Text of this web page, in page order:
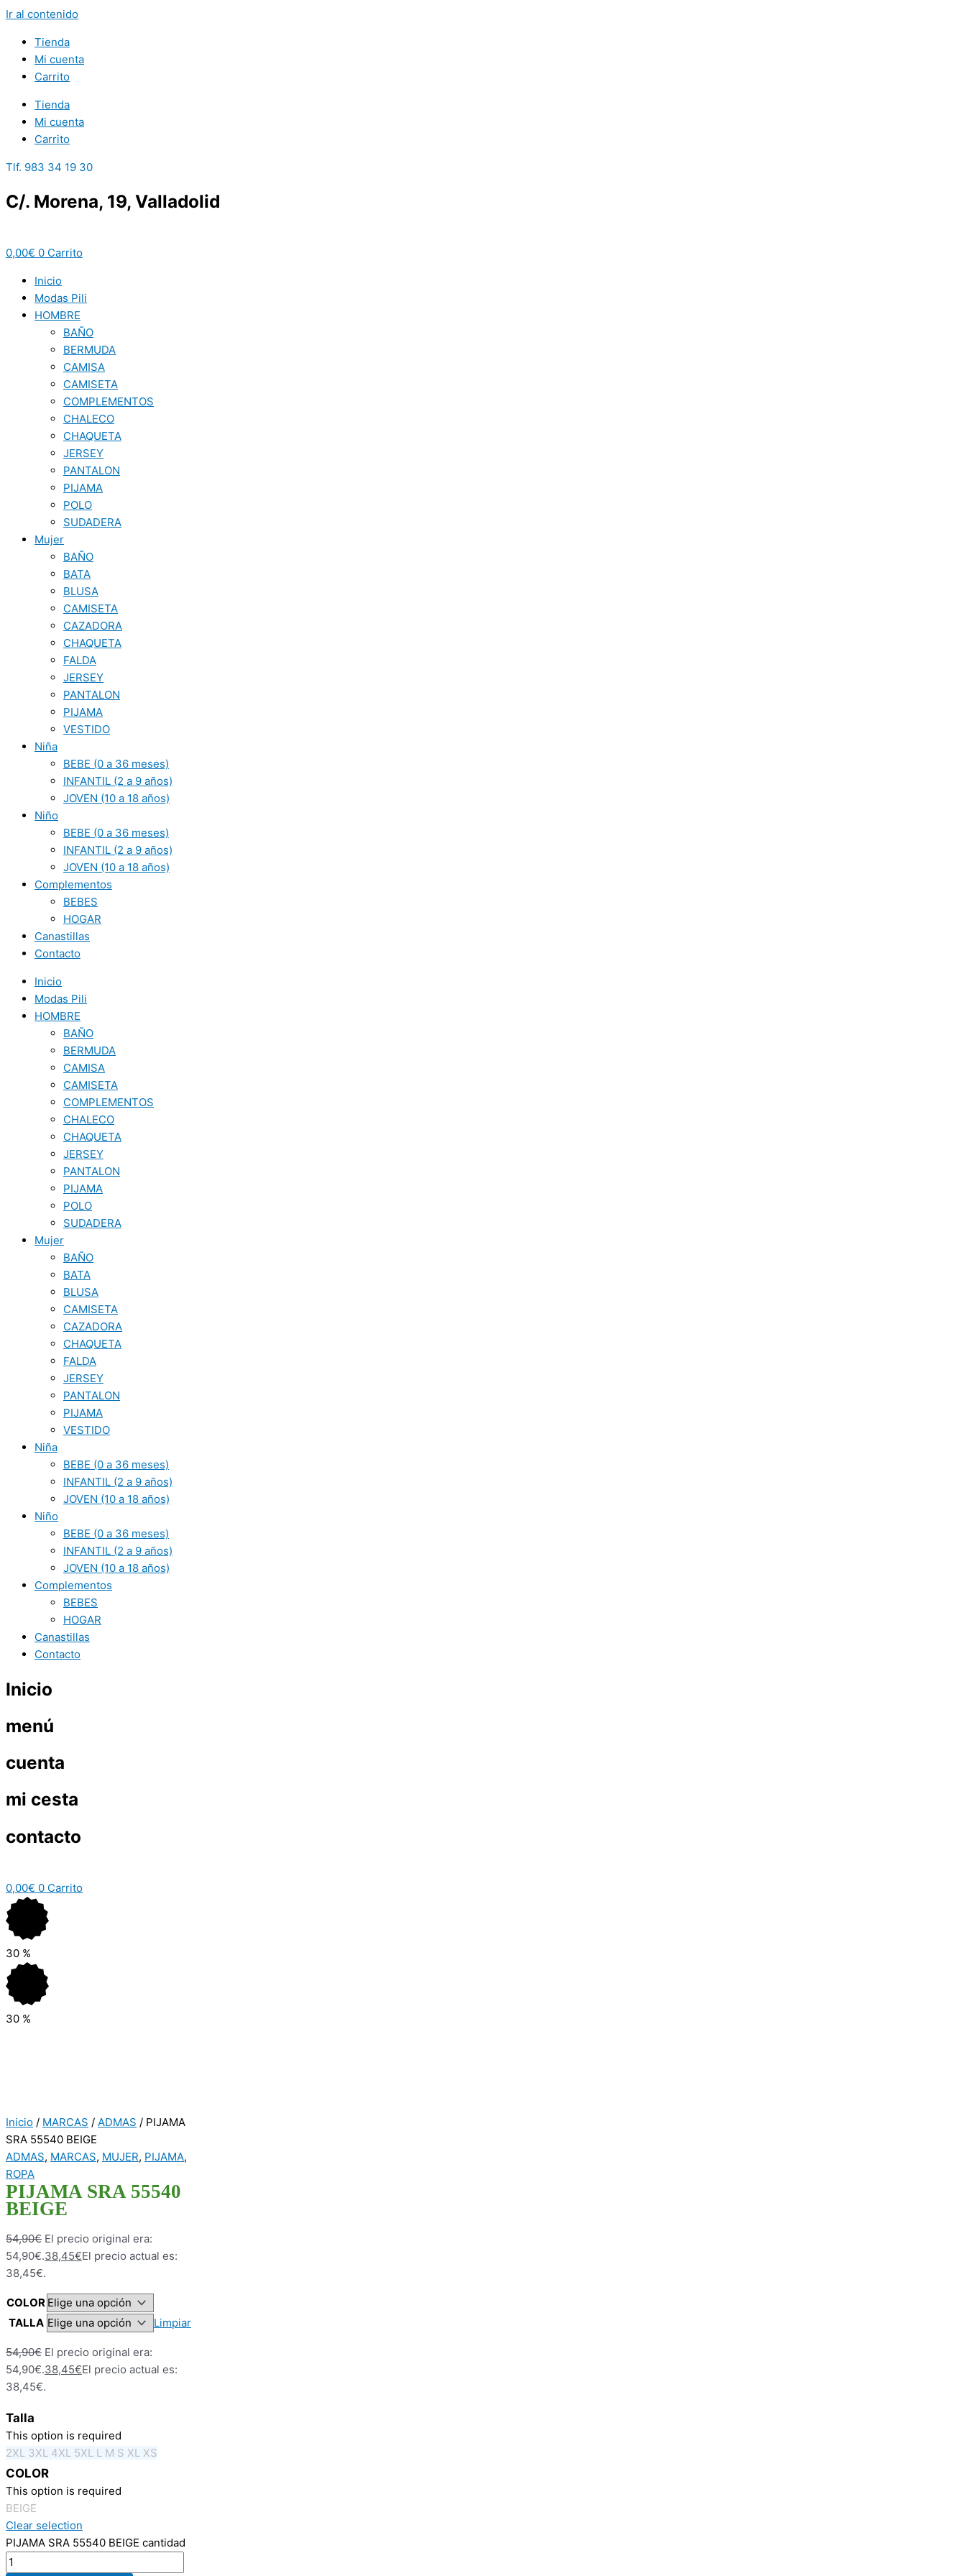
Ir al contenido
Tienda
Mi cuenta
Carrito
Tienda
Mi cuenta
Carrito
Tlf. 983 34 19 30
C/. Morena, 19, Valladolid
0,00€ 0 Carrito
Inicio
Modas Pili
HOMBRE
BAÑO
BERMUDA
CAMISA
CAMISETA
COMPLEMENTOS
CHALECO
CHAQUETA
JERSEY
PANTALON
PIJAMA
POLO
SUDADERA
Mujer
BAÑO
BATA
BLUSA
CAMISETA
CAZADORA
CHAQUETA
FALDA
JERSEY
PANTALON
PIJAMA
VESTIDO
Niña
BEBE (0 a 36 meses)
INFANTIL (2 a 9 años)
JOVEN (10 a 18 años)
Niño
BEBE (0 a 36 meses)
INFANTIL (2 a 9 años)
JOVEN (10 a 18 años)
Complementos
BEBES
HOGAR
Canastillas
Contacto
Inicio
Modas Pili
HOMBRE
BAÑO
BERMUDA
CAMISA
CAMISETA
COMPLEMENTOS
CHALECO
CHAQUETA
JERSEY
PANTALON
PIJAMA
POLO
SUDADERA
Mujer
BAÑO
BATA
BLUSA
CAMISETA
CAZADORA
CHAQUETA
FALDA
JERSEY
PANTALON
PIJAMA
VESTIDO
Niña
BEBE (0 a 36 meses)
INFANTIL (2 a 9 años)
JOVEN (10 a 18 años)
Niño
BEBE (0 a 36 meses)
INFANTIL (2 a 9 años)
JOVEN (10 a 18 años)
Complementos
BEBES
HOGAR
Canastillas
Contacto
Inicio
menú
cuenta
mi cesta
contacto
0,00€ 0 Carrito
30 %
30 %
Inicio / MARCAS / ADMAS / PIJAMA
SRA 55540 BEIGE
ADMAS, MARCAS, MUJER, PIJAMA,
ROPA
PIJAMA SRA 55540
BEIGE
54,90€ El precio original era:
54,90€.38,45€El precio actual es:
38,45€.
COLOR
TALLA
Limpiar
54,90€ El precio original era:
54,90€.38,45€El precio actual es:
38,45€.
Talla
This option is required
2XL 3XL 4XL 5XL L M S XL XS
COLOR
This option is required
BEIGE
Clear selection
PIJAMA SRA 55540 BEIGE cantidad